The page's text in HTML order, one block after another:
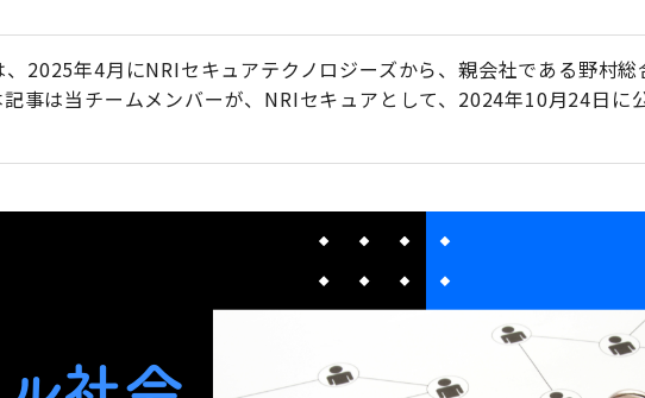
2025年4月にNRIセキュアテクノロジーズから、親会社である野村総
事は当チームメンバーが、NRIセキュアとして、2024年10月24日に